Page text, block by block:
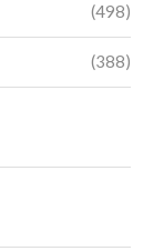
(498)
(388)